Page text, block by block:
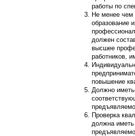
работы по
Не менее чем
образование
должен
высшее
работников,
повышение
Должно
Проверка
должна иметь